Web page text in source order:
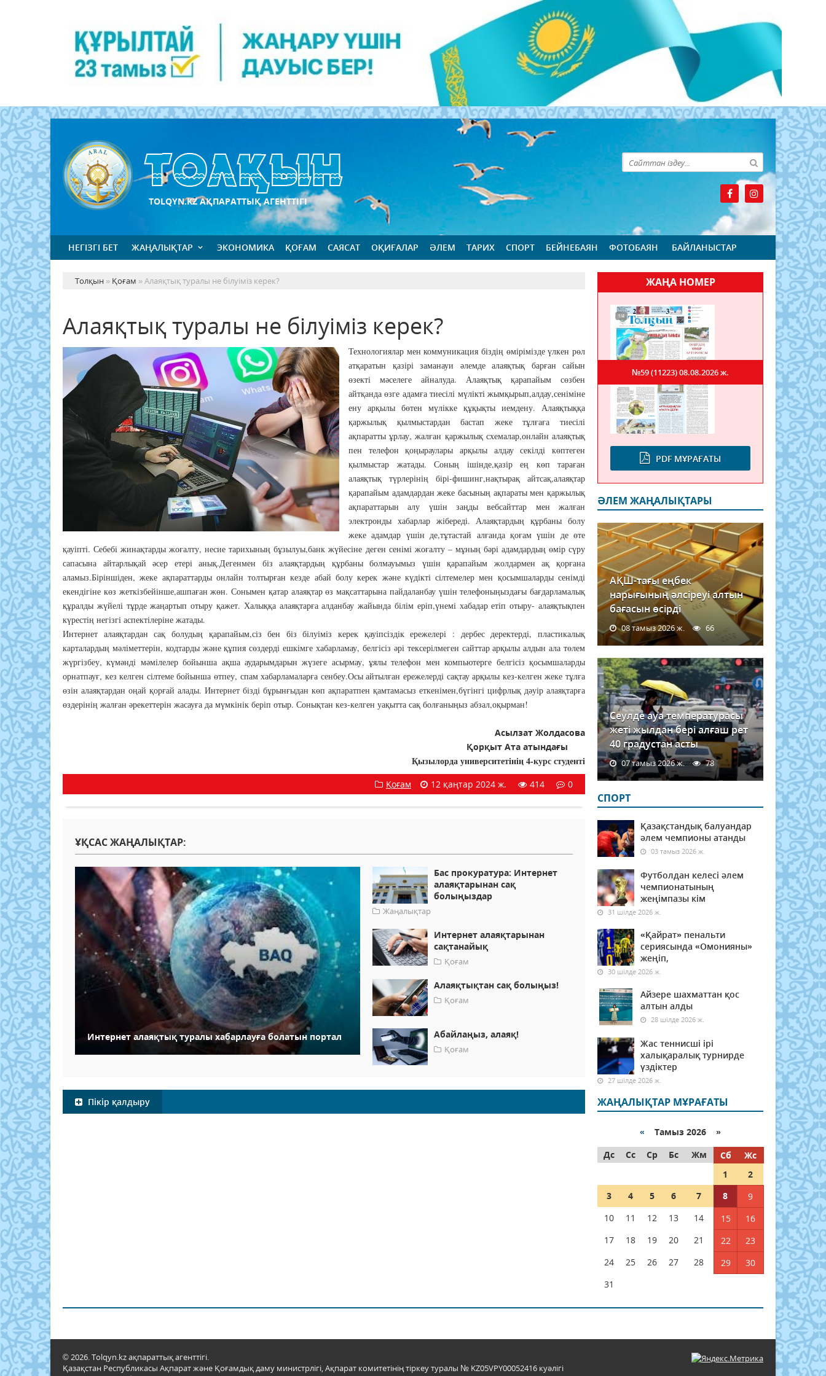
TOLQYN.KZ АҚПАРАТТЫҚ АГЕНТТІГІ
НЕГІЗГІ БЕТ ЖАҢАЛЫҚТАР ЭКОНОМИКА ҚОҒАМ САЯСАТ ОҚИҒАЛАР ӘЛЕМ ТАРИХ СПОРТ БЕЙНЕБАЯН ФОТОБАЯН БАЙЛАНЫСТАР
Толқын » Қоғам » Алаяқтық туралы не білуіміз керек?
Алаяқтық туралы не білуіміз керек?
Технологиялар мен коммуникация біздің өмірімізде үлкен рөл
атқаратын қазірі заманауи әлемде алаяқтық барған сайын
өзекті мәселеге айналуда. Алаяқтық қарапайым сөзбен
айтқанда өзге адамға тиесілі мүлікті жымқырып,алдау,сеніміне
ену арқылы бөтен мүлікке құқықты иемдену. Алаяқтыққа
қаржылық қылмыстардан бастап жеке тұлғаға тиесілі
ақпаратты ұрлау, жалған қаржылық схемалар,онлайн алаяқтық
пен телефон қоңыраулары арқылы алдау секілді көптеген
қылмыстар жатады. Соның ішінде,қазір ең көп тараған
алаяқтық түрлерінің бірі-фишинг,нақтырақ айтсақ,алаяқтар
қарапайым адамдардан жеке басының ақпараты мен қаржылық
ақпараттарын алу үшін заңды вебсайттар мен жалған
электронды хабарлар жібереді. Алаяқтардың құрбаны болу
жеке адамдар үшін де,тұтастай алғанда қоғам үшін де өте
қауіпті. Себебі жинақтарды жоғалту, несие тарихының бұзылуы,банк жүйесіне деген сенімі жоғалту – мұның бәрі адамдардың өмір сүру
сапасына айтарлықай әсер етері анық.Дегенмен біз алаяқтардың құрбаны болмауымыз үшін қарапайым жолдармен ақ қорғана
аламыз.Біріншіден, жеке ақпараттарды онлайн толтырған кезде абай болу керек және күдікті сілтемелер мен қосымшаларды сенімді
екендігіне көз жеткізбейінше,ашпаған жөн. Сонымен қатар алаяқтар өз мақсаттарына пайдаланбау үшін телефоныңыздағы бағдарламалық
құралды жүйелі тұрде жаңартып отыру қажет. Халыққа алаяқтарға алданбау жайында білім еріп,үнемі хабадар етіп отыру- алаяқтықпен
күрестің негізгі аспектілеріне жатады.
Интернет алаяқтардан сақ болудың қарапайым,сіз бен біз білуіміз керек қауіпсіздік ережелері : дербес деректерді, пластикалық
карталардың мәліметтерін, кодтарды және құпия сөздерді ешкімге хабарламау, белгісіз әрі тексерілмеген сайттар арқылы алдын ала төлем
жүргізбеу, күмәнді мәмілелер бойынша ақша аударымдарын жүзеге асырмау, ұялы телефон мен компьютерге белгісіз қосымшаларды
орнатпауғ, кез келген сілтеме бойынша өтпеу, спам хабарламаларға сенбеу.Осы айтылған ережелерді сақтау арқылы кез-келген жеке тұлға
өзін алаяқтардан оңай қорғай алады. Интернет бізді бұрынғыдан көп ақпаратпен қамтамасыз еткенімен,бүгінгі цифрлық дәуір алаяқтарға
өздерінің жалған әрекеттерін жасауға да мүмкінік беріп отыр. Сонықтан кез-келген уақытта сақ болғаныңыз абзал,оқырман!
Асылзат Жолдасова
Қорқыт Ата атындағы
Қызылорда университетінің 4-курс студенті
Қоғам 12 қаңтар 2024 ж. 414 0
ҰҚСАС ЖАҢАЛЫҚТАР:
Интернет алаяқтық туралы хабарлауға болатын портал
Бас прокуратура: Интернет
алаяқтарынан сақ
болыңыздар
Жаңалықтар
Интернет алаяқтарынан
сақтанайық
Қоғам
Алаяқтықтан сақ болыңыз!
Қоғам
Абайлаңыз, алаяқ!
Қоғам
Пікір қалдыру
ЖАҢА НОМЕР
PDF МҰРАҒАТЫ
№59 (11223)08.08.2026 ж.
ӘЛЕМ ЖАҢАЛЫҚТАРЫ
АҚШ-тағы еңбек
нарығының әлсіреуі алтын
бағасын өсірді
08 тамыз 2026 ж. 66
Сеулде ауа температурасы
жеті жылдан бері алғаш рет
40 градустан асты
07 тамыз 2026 ж. 78
СПОРТ
Қазақстандық балуандар
әлем чемпионы атанды
03 тамыз 2026 ж.
Футболдан келесі әлем
чемпионатының
жеңімпазы кім
31 шілде 2026 ж.
«Қайрат» пенальти
сериясында «Омонияны»
жеңіп,
30 шілде 2026 ж.
Айзере шахматтан қос
алтын алды
28 шілде 2026 ж.
Жас теннисші ірі
халықаралық турнирде
үздіктер
27 шілде 2026 ж.
ЖАҢАЛЫҚТАР МҰРАҒАТЫ
« Тамыз 2026 »
Дс
Сс Ср Бс Жм Сб
Жс
1
2
3
4 5 6 7 8
9
10
11 12 13 14 15
16
17
18 19 20 21 22
23
24
25 26 27 28 29
30
31
© 2026. Tolqyn.kz ақпараттық агенттігі.
Қазақстан Республикасы Ақпарат және Қоғамдық даму министрлігі, Ақпарат комитетінің тіркеу туралы № KZ05VPY00052416 куәлігі